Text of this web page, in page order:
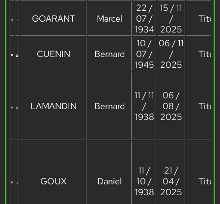
GOARANT Marcel
22 /
07 /
1934
15 / 11
/
2025
CUENIN Bernard
10 /
07 /
1945
06 / 11
/
2025
LAMANDIN Bernard
11 / 11
/
1938
06 /
08 /
2025
GOUX Daniel
11 /
10 /
1938
21 /
04 /
2025